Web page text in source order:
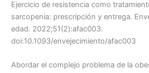
Ejercicio de resistencia como
sarcopenia: prescripción y entrega.
edad. 2022;51(2):afac003.
doi:10.1093/envejecimiento/afac003
Abordar el complejo problema de la